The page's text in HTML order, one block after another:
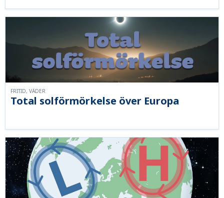
Total solförmörkelse över Europa
FRITID, VÄDER